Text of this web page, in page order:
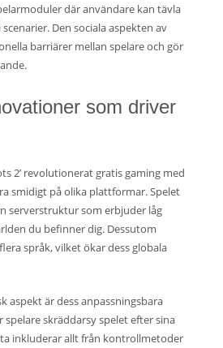
där användare kan tävla
Den sociala aspekten av
barriärer mellan spelare och gör
som driver
2’ revolutionerat gratis gaming med
smidigt på olika plattformar. Spelet
serverstruktur som erbjuder låg
du befinner dig. Dessutom
språk, vilket ökar dess globala
aspekt är dess anpassningsbara
spelare skräddarsy spelet efter sina
inkluderar allt från kontrollmetoder